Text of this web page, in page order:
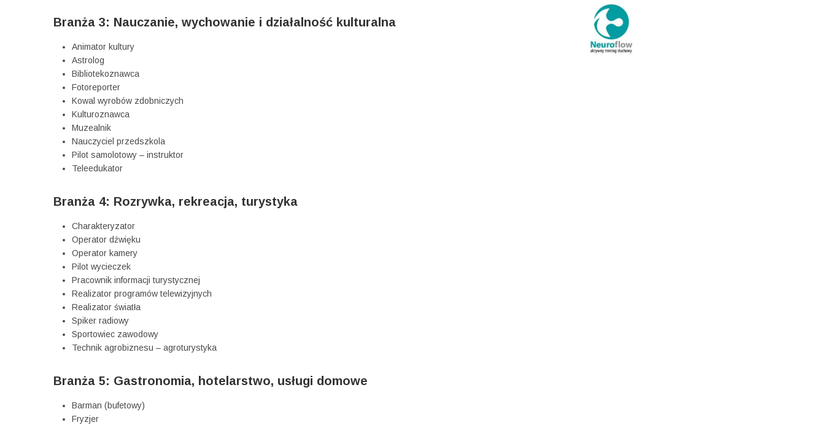
Branża 3: Nauczanie, wychowanie i działalność kulturalna
Animator kultury
Astrolog
Bibliotekoznawca
Fotoreporter
Kowal wyrobów zdobniczych
Kulturoznawca
Muzealnik
Nauczyciel przedszkola
Pilot samolotowy – instruktor
Teleedukator
Branża 4: Rozrywka, rekreacja, turystyka
Charakteryzator
Operator dźwięku
Operator kamery
Pilot wycieczek
Pracownik informacji turystycznej
Realizator programów telewizyjnych
Realizator światła
Spiker radiowy
Sportowiec zawodowy
Technik agrobiznesu – agroturystyka
Branża 5: Gastronomia, hotelarstwo, usługi domowe
Barman (bufetowy)
Fryzjer